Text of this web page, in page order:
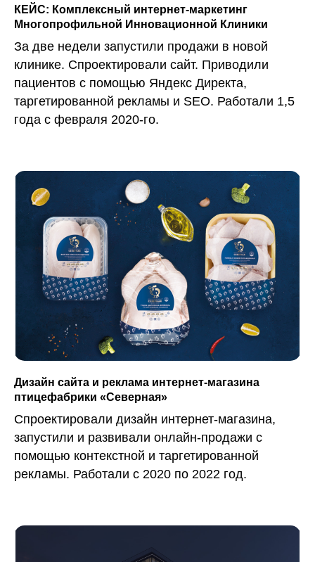
КЕЙС: Комплексный интернет-маркетинг
Многопрофильной Инновационной Клиники
За две недели запустили продажи в новой
клинике. Спроектировали сайт. Приводили
пациентов с помощью Яндекс Директа,
таргетированной рекламы и SEO. Работали 1,5
года с февраля 2020-го.
Дизайн сайта и реклама интернет-магазина
птицефабрики «Северная»
Спроектировали дизайн интернет-магазина,
запустили и развивали онлайн-продажи с
помощью контекстной и таргетированной
рекламы. Работали с 2020 по 2022 год.